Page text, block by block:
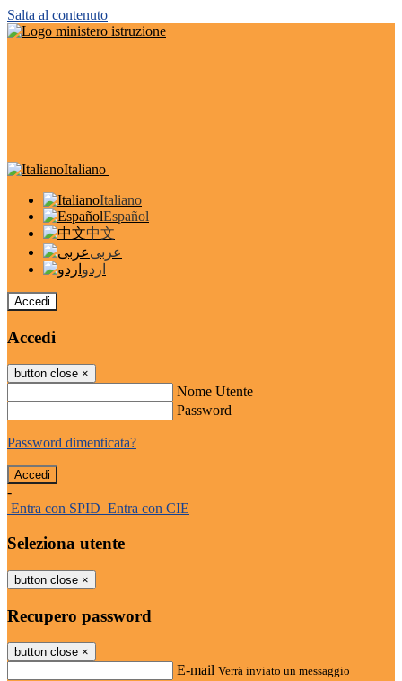
Salta al contenuto
Italiano
Italiano
Español
中文
عربى
اردو
Accedi
Accedi
button close ×
Nome Utente
Password
Password dimenticata?
-
Entra con SPID Entra con CIE
Seleziona utente
button close ×
Recupero password
button close ×
E-mail Verrà inviato un messaggio